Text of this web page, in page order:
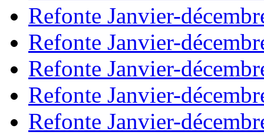
Refonte Janvier-
Refonte Janvier-
Refonte Janvier-
Refonte Janvier-
Refonte Janvier-